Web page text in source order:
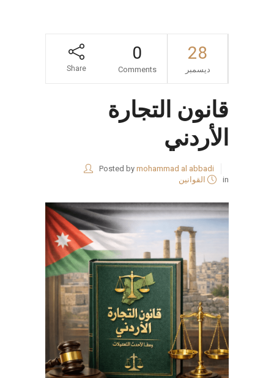
28
ديسمبر
0
Comments
Share
قانون التجارة
الأردني
Posted by mohammad al abbadi
in
القوانين